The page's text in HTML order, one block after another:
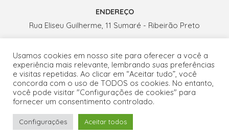
ENDEREÇO
Rua Eliseu Guilherme, 11 Sumaré - Ribeirão Preto
HORÁRIO DE ATENDIMENTO
Seg. a Sex.: 07h - 19h
Sábados: 07h - 13h
Usamos cookies em nosso site para oferecer a você a
experiência mais relevante, lembrando suas preferências
e visitas repetidas. Ao clicar em “Aceitar tudo”, você
concorda com o uso de TODOS os cookies. No entanto,
você pode visitar "Configurações de cookies" para
fornecer um consentimento controlado.
Configurações Aceitar todos